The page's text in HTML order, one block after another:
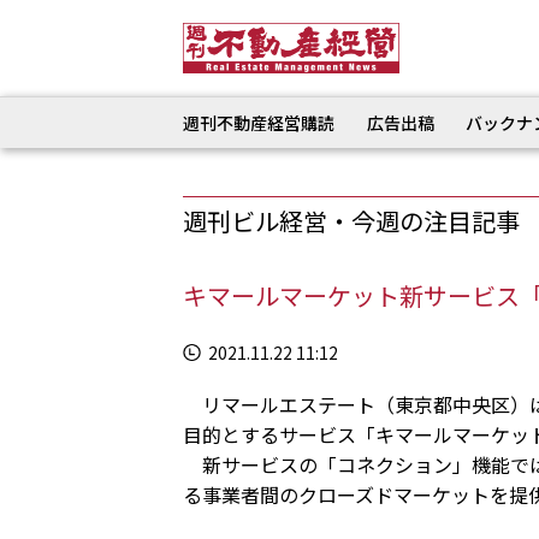
週刊不動産経営購読 広告出稿 バック
週刊ビル経営・今週の注目記事
キマールマーケット新サービス
2021.11.22 11:12
リマールエステート（東京都中央区
目的とするサービス「キマールマーケ
新サービスの「コネクション」機能
る事業者間のクローズドマーケットを提